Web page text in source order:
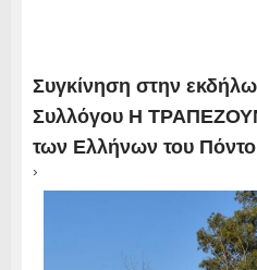
Συγκίνηση στην
Συλλόγου Η
των Ελλήνων του
›